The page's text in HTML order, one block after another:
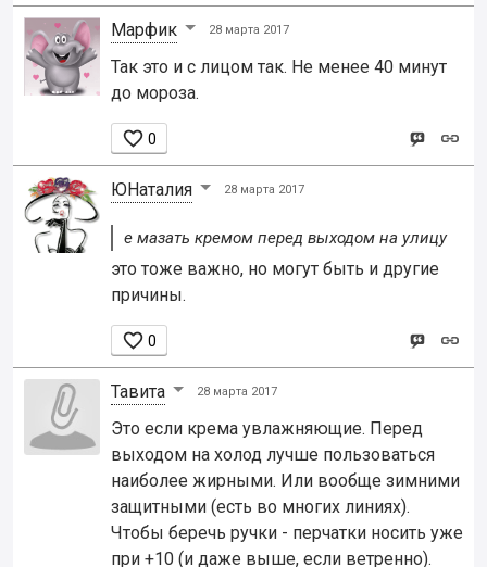
Марфик 28 марта 2017
Так это и с лицом так. Не менее 40 минут
до мороза.
 0
ЮНаталия 28 марта 2017
е мазать кремом перед выходом на улицу
это тоже важно, но могут быть и другие
причины.
 0
Тавита 28 марта 2017
Это если крема увлажняющие. Перед
выходом на холод лучше пользоваться
наиболее жирными. Или вообще зимними
защитными (есть во многих линиях).
Чтобы беречь ручки - перчатки носить уже
при +10 (и даже выше, если ветренно).